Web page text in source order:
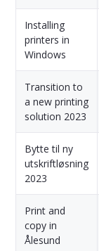
Installing
printers in
Windows
Transition to
a new printing
solution 2023
Bytte til ny
utskriftløsning
2023
Print and
copy in
Ålesund